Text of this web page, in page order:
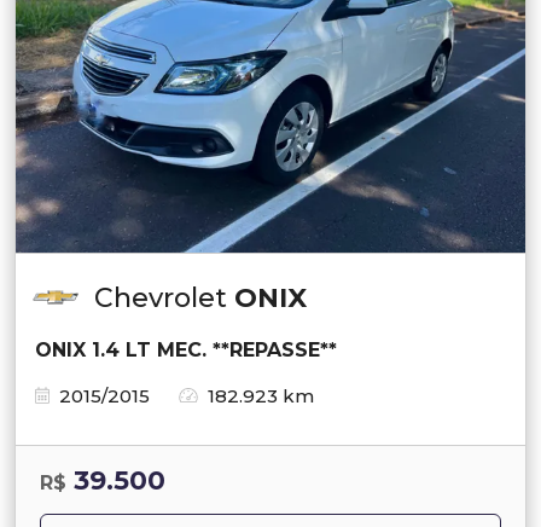
Chevrolet ONIX
ONIX 1.4 LT MEC. **REPASSE**
2015/2015
182.923 km
R$ 39.500